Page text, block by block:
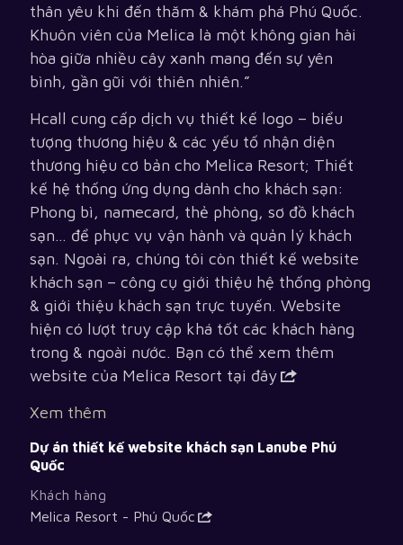
thân yêu khi đến thăm & khám phá Phú Quốc.
Khuôn viên của Melica là một không gian hài
hòa giữa nhiều cây xanh mang đến sự yên
bình, gần gũi với thiên nhiên.”
Hcall cung cấp dịch vụ thiết kế logo – biểu
tượng thương hiệu & các yếu tố nhận diện
thương hiệu cơ bản cho Melica Resort; Thiết
kế hệ thống ứng dụng dành cho khách sạn:
Phong bì, namecard, thẻ phòng, sơ đồ khách
sạn… để phục vụ vận hành và quản lý khách
sạn. Ngoài ra, chúng tôi còn thiết kế website
khách sạn – công cụ giới thiệu hệ thống phòng
& giới thiệu khách sạn trực tuyến. Website
hiện có lượt truy cập khá tốt các khách hàng
trong & ngoài nước. Bạn có thể xem thêm
website của Melica Resort tại đây
Xem thêm
Dự án thiết kế website khách sạn Lanube Phú
Quốc
Khách hàng
Melica Resort - Phú Quốc